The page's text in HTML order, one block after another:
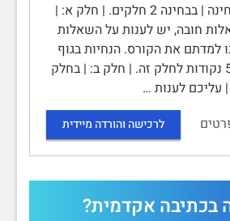
מבנה הבחינה | בבחינה 2 חלקים. | חלק א: |
חובה, יש לענות על השאלות
את הקורס. הנחיות בגוף
השאלון. סה"כ 52 נקודות לחלק זה. | חלק ב: | בחלק
לענות …
לרכישה והורדה מיידית
בכתיבה אקדמית?